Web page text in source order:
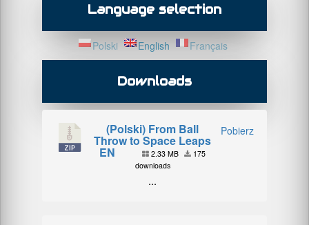
Language selection
Polski English Français
Downloads
Pobierz
(Polski) From Ball
Throw to Space Leaps
EN 2.33 MB
175
downloads
...